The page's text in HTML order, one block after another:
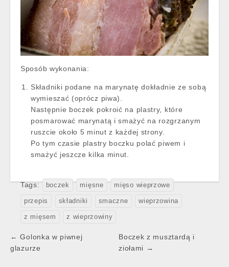
Sposób wykonania:
Składniki podane na marynatę dokładnie ze sobą
wymieszać (oprócz piwa).
Następnie boczek pokroić na plastry, które
posmarować marynatą i smażyć na rozgrzanym
ruszcie około 5 minut z każdej strony.
Po tym czasie plastry boczku polać piwem i
smażyć jeszcze kilka minut.
Tags: boczek mięsne mięso wieprzowe
przepis składniki smaczne wieprzowina
z mięsem z wieprzowiny
Post
navigation
← Golonka w piwnej
glazurze
Boczek z musztardą i
ziołami →